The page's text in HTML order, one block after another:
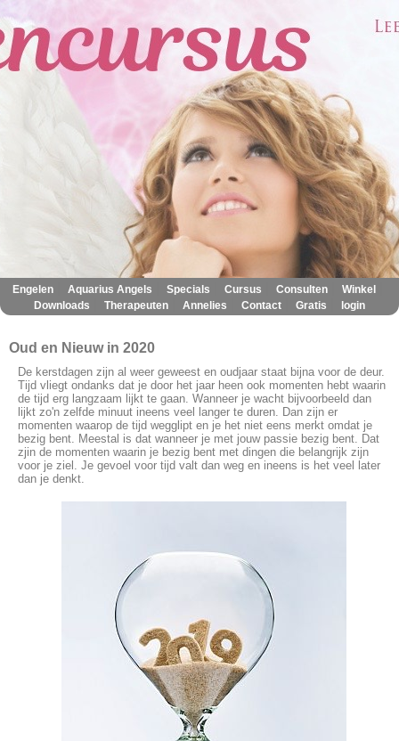
Engelen Aquarius Angels Specials Cursus Consulten Winkel
Downloads Therapeuten Annelies Contact Gratis login
Oud en Nieuw in 2020
De kerstdagen zijn al weer geweest en oudjaar staat bijna voor de deur.
Tijd vliegt ondanks dat je door het jaar heen ook momenten hebt waarin
de tijd erg langzaam lijkt te gaan. Wanneer je wacht bijvoorbeeld dan
lijkt zo'n zelfde minuut ineens veel langer te duren. Dan zijn er
momenten waarop de tijd wegglipt en je het niet eens merkt omdat je
bezig bent. Meestal is dat wanneer je met jouw passie bezig bent. Dat
zjin de momenten waarin je bezig bent met dingen die belangrijk zijn
voor je ziel. Je gevoel voor tijd valt dan weg en ineens is het veel later
dan je denkt.